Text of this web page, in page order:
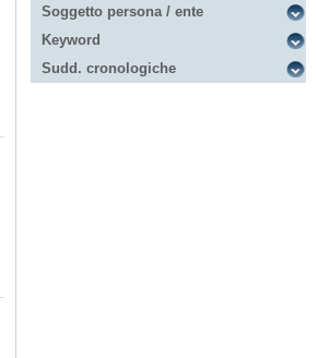
Soggetto persona / ente
Keyword
Sudd. cronologiche